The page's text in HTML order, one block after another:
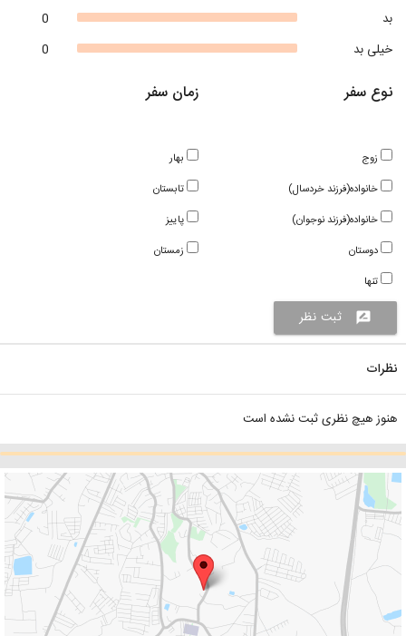
0
بد
0
خیلی بد
زمان سفر
بهار
تابستان
پاییز
زمستان
نوع سفر
زوج
خانواده(فرزند خردسال)
خانواده(فرزند نوجوان)
دوستان
تنها
rate_review ثبت نظر
نظرات
هنوز هیچ نظری ثبت نشده است